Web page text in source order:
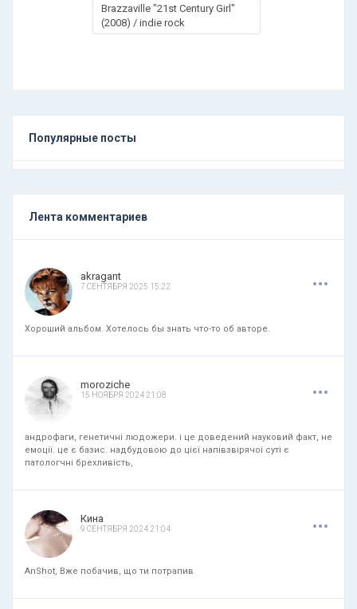
Brazzaville "21st Century Girl"
(2008) / indie rock
Популярные посты
Лента комментариев
akragant
7 СЕНТЯБРЯ 2025 15:22 ...
Хороший альбом. Хотелось бы знать что-то об авторе.
moroziche
15 НОЯБРЯ 2024 21:08 ...
андрофаги, генетичні людожери. і це доведений науковий факт, не
емоції. це є базис. надбудовою до цієї напівзвірячої суті є
патологчні брехливість,
Кина
9 СЕНТЯБРЯ 2024 21:04 ...
AnShot, Вже побачив, що ти потрапив